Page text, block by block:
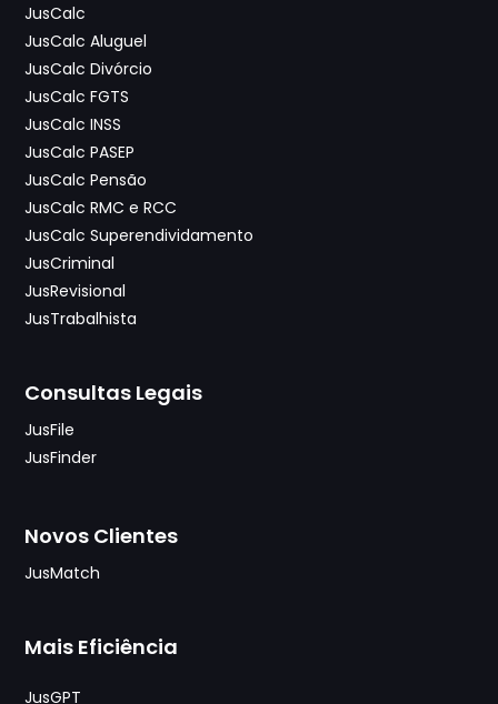
JusCalc
JusCalc Aluguel
JusCalc Divórcio
JusCalc FGTS
JusCalc INSS
JusCalc PASEP
JusCalc Pensão
JusCalc RMC e RCC
JusCalc Superendividamento
JusCriminal
JusRevisional
JusTrabalhista
Consultas Legais
JusFile
JusFinder
Novos Clientes
JusMatch
Mais Eficiência
JusGPT